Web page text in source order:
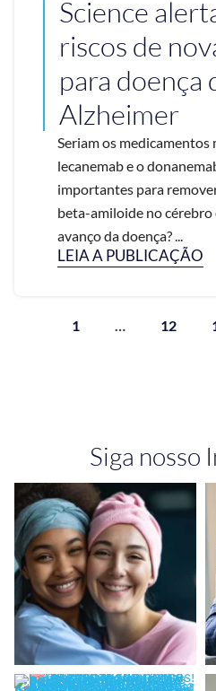
Science
riscos de
para doença
Alzheimer
Seriam os medicamentos
lecanemab e o
importantes para
beta-amiloide no cérebro
avanço da doença? ...
LEIA A PUBLICAÇÃO
1 … 12
Siga nosso